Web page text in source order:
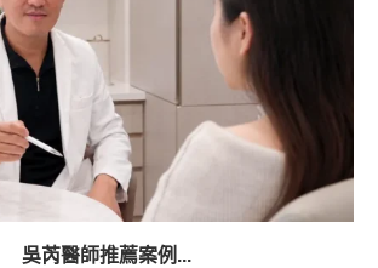
吳芮醫師推薦案例...